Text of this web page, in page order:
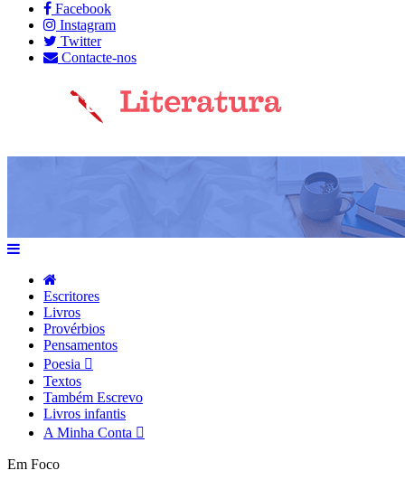
Facebook
Instagram
Twitter
Contacte-nos
Escritores
Livros
Provérbios
Pensamentos
Poesia
Textos
Também Escrevo
Livros infantis
A Minha Conta
Em Foco